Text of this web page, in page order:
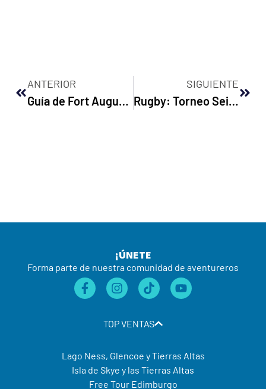
ANTERIOR
Guía de Fort Augustus
SIGUIENTE
Rugby: Torneo Seis Naciones
¡ÚNETE
Forma parte de nuestra comunidad de aventureros
TOP VENTAS
Lago Ness, Glencoe y Tierras Altas
Isla de Skye y las Tierras Altas
Free Tour Edimburgo